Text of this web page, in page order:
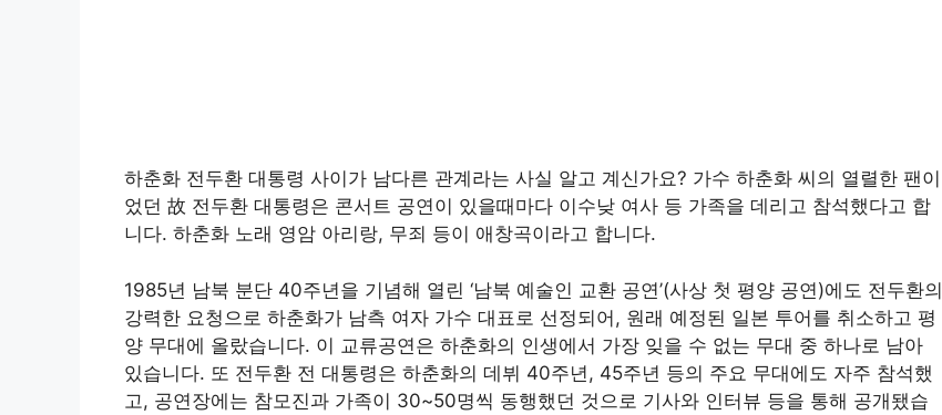
하춘화 전두환 대통령 사이가 남다른 관계라는 사실 알고 계신가요? 가수 하춘화 씨의 열렬한 팬이
었던 故 전두환 대통령은 콘서트 공연이 있을때마다 이수낮 여사 등 가족을 데리고 참석했다고 합
니다. 하춘화 노래 영암 아리랑, 무죄 등이 애창곡이라고 합니다.
1985년 남북 분단 40주년을 기념해 열린 ‘남북 예술인 교환 공연’(사상 첫 평양 공연)에도 전두환의
강력한 요청으로 하춘화가 남측 여자 가수 대표로 선정되어, 원래 예정된 일본 투어를 취소하고 평
양 무대에 올랐습니다. 이 교류공연은 하춘화의 인생에서 가장 잊을 수 없는 무대 중 하나로 남아
있습니다. 또 전두환 전 대통령은 하춘화의 데뷔 40주년, 45주년 등의 주요 무대에도 자주 참석했
고, 공연장에는 참모진과 가족이 30~50명씩 동행했던 것으로 기사와 인터뷰 등을 통해 공개됐습